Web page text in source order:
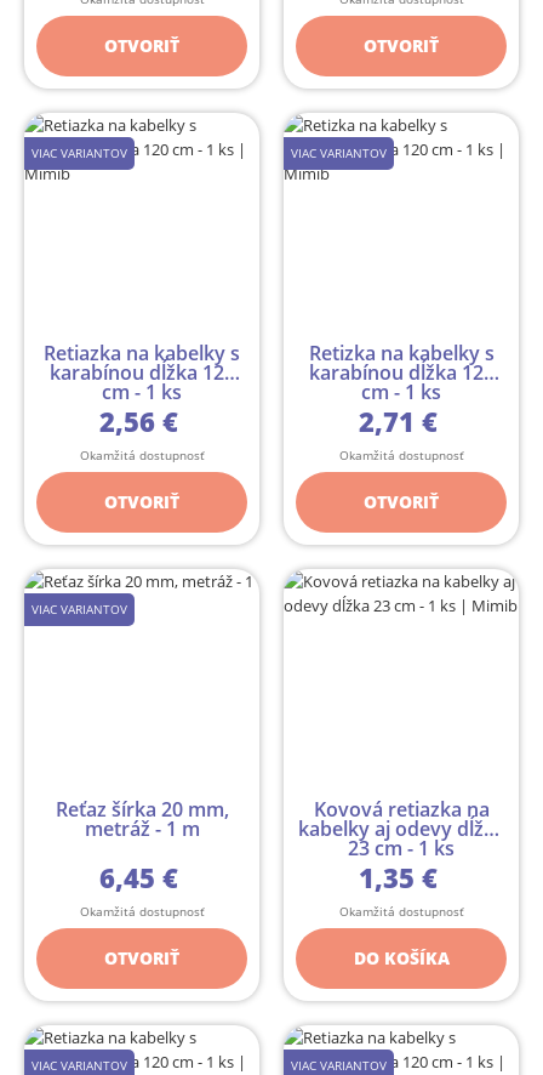
OTVORIŤ OTVORIŤ
VIAC VARIANTOV
Retiazka na kabelky s
karabínou dĺžka 120
cm - 1 ks
2,56 €
Okamžitá dostupnosť
OTVORIŤ
VIAC VARIANTOV
Retizka na kabelky s
karabínou dĺžka 120
cm - 1 ks
2,71 €
Okamžitá dostupnosť
OTVORIŤ
VIAC VARIANTOV
Reťaz šírka 20 mm,
metráž - 1 m
6,45 €
Okamžitá dostupnosť
OTVORIŤ
Kovová retiazka na
kabelky aj odevy dĺžka
23 cm - 1 ks
1,35 €
Okamžitá dostupnosť
DO KOŠÍKA
VIAC VARIANTOV VIAC VARIANTOV